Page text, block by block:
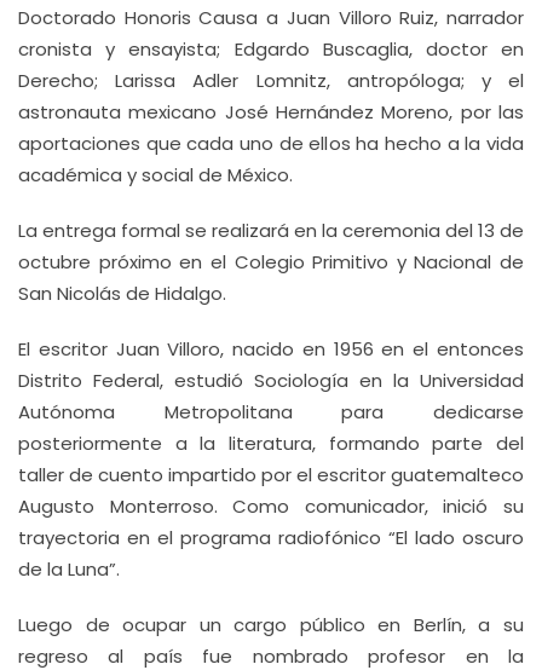
Doctorado Honoris Causa a Juan Villoro Ruiz, narrador
cronista y ensayista; Edgardo Buscaglia, doctor en
Derecho; Larissa Adler Lomnitz, antropóloga; y el
astronauta mexicano José Hernández Moreno, por las
aportaciones que cada uno de ellos ha hecho a la vida
académica y social de México.
La entrega formal se realizará en la ceremonia del 13 de
octubre próximo en el Colegio Primitivo y Nacional de
San Nicolás de Hidalgo.
El escritor Juan Villoro, nacido en 1956 en el entonces
Distrito Federal, estudió Sociología en la Universidad
Autónoma Metropolitana para dedicarse
posteriormente a la literatura, formando parte del
taller de cuento impartido por el escritor guatemalteco
Augusto Monterroso. Como comunicador, inició su
trayectoria en el programa radiofónico “El lado oscuro
de la Luna”.
Luego de ocupar un cargo público en Berlín, a su
regreso al país fue nombrado profesor en la